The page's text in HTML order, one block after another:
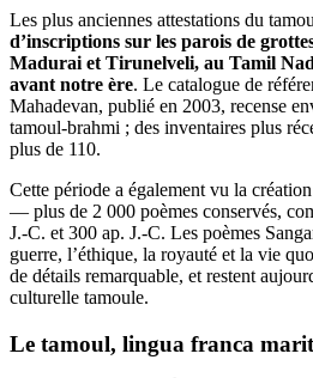
Les plus anciennes attestations du
d’inscriptions sur les parois de
Madurai et Tirunelveli, au Tamil
avant notre ère. Le catalogue de
Mahadevan, publié en 2003, recense
tamoul-brahmi ; des inventaires plus
plus de 110.
Cette période a également vu la
— plus de 2 000 poèmes conservés,
J.-C. et 300 ap. J.-C. Les poèmes
guerre, l’éthique, la royauté et la vie
de détails remarquable, et restent
culturelle tamoule.
Le tamoul, lingua franca